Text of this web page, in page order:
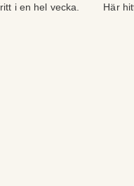
i en hel vecka. Här